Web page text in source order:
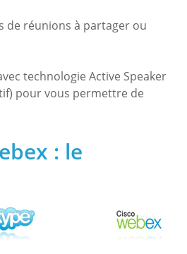
de réunions à partager ou
technologie Active Speaker
pour vous permettre de
: le